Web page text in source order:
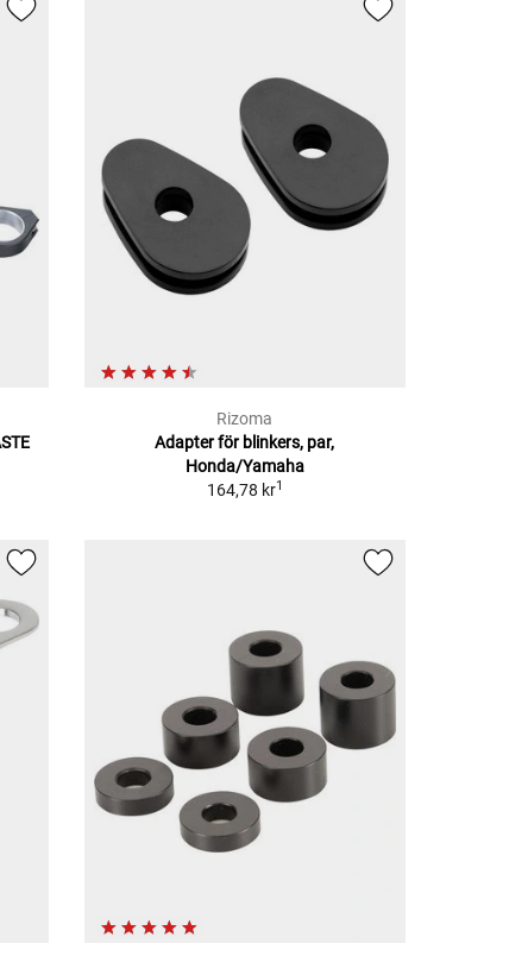
Rizoma
Adapter för blinkers, par,
Honda/Yamaha
164,78 kr1